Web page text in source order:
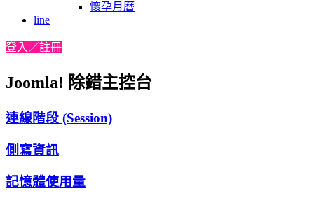
懷孕月曆
line
登入／註冊
Joomla! 除錯主控台
連線階段 (Session)
側寫資訊
記憶體使用量